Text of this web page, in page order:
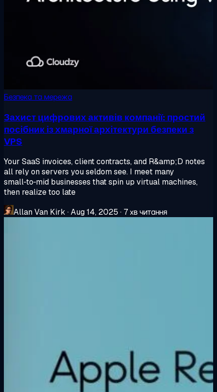
Безпека та мережа
Захист цифрових активів компанії: простий
посібник із хмарної архітектури безпеки з
VPS
Your SaaS invoices, client contracts, and R&amp;D notes
all rely on servers you seldom see. I meet many
small‑to‑mid businesses that spin up virtual machines,
then realize too late
Allan Van Kirk ·Aug 14, 2025 · 7 хв читання